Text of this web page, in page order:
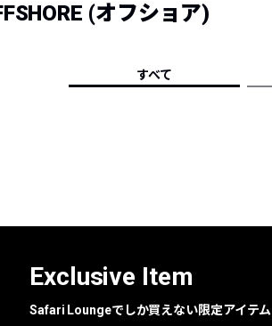
コーディネート
人気
フォ
(オフショア)
すべて
Exclusive Item
Safari Loungeでしか買えない限定アイテム